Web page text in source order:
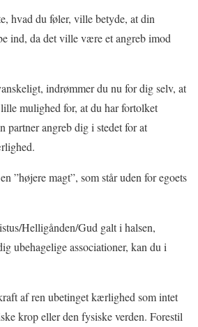
hvad du føler, ville betyde, at din
ind, da det ville være et angreb imod
indrømmer du nu for dig selv, at
mulighed for, at du har fortolket
partner angreb dig i stedet for at
”højere magt”, som står uden for egoets
Helligånden/Gud galt i halsen,
ubehagelige associationer, kan du i
af ren ubetinget kærlighed som intet
krop eller den fysiske verden. Forestil